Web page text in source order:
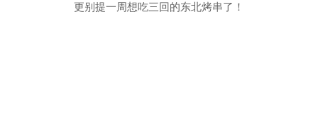
更别提一周想吃三回的东北烤串了！